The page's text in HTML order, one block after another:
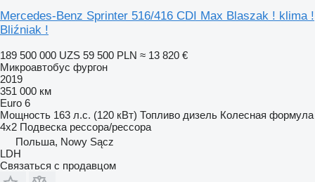
Mercedes-Benz Sprinter 516/416 CDI Max Blaszak ! klima !
Bliźniak !
189 500 000 UZS 59 500 PLN ≈ 13 820 €
Микроавтобус фургон
2019
351 000 км
Euro 6
Мощность 163 л.с. (120 кВт) Топливо дизель Колесная формула
4x2 Подвеска рессора/рессора
Польша, Nowy Sącz
LDH
Связаться с продавцом